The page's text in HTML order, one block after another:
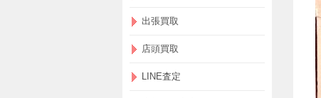
出張買取
店頭買取
LINE査定